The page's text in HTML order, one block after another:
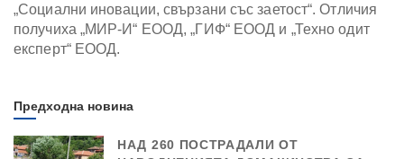
„Социални иновации, свързани със заетост“. Отличия
получиха „МИР-И“ ЕООД, „ГИФ“ ЕООД и „Техно одит
експерт“ ЕООД.
Предходна новина
НАД 260 ПОСТРАДАЛИ ОТ